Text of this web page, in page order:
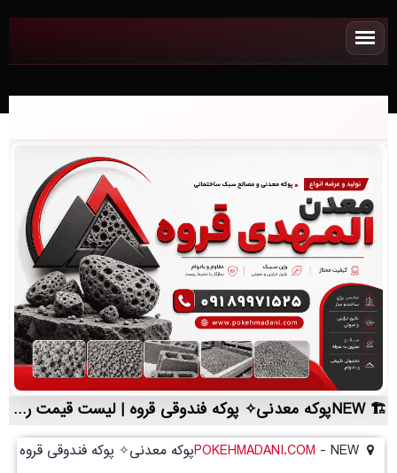
NEWپوکه معدنی✧ پوکه فندوقی قروه | لیست قیمت روز و خرید مستقیم ، مناسب تر از نمایندگی شهرستان ها
POKEHMADANI.COM - NEWپوکه معدنی✧ پوکه فندوقی قروه